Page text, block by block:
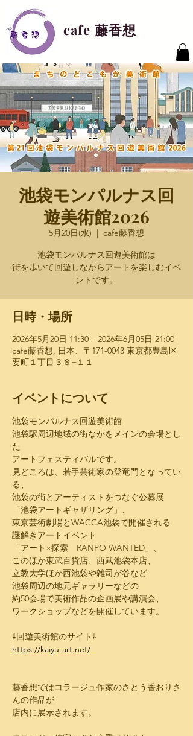
cafe 藤香想
池袋モンパルナス回
遊美術館2026
5月20日(水)
  |
cafe藤香想
池袋モンパルナス回遊美術館は
街を歩いて回遊しながらアートを楽しむイベ
ントです。
日時・場所
2026年5月20日 11:30 – 2026年6月05日 21:00
cafe藤香想, 日本、〒171-0043 東京都豊島区
要町１丁目３８−１１
イベントについて
池袋モンパルナス回遊美術館
池袋駅周辺地域の街なかをメインの会場とし
た
アートフェスティバルです。
見どころは、若手芸術家の登竜門となってい
る、
池袋の街とアーティストをつなぐ公募展
「池袋アートギャザリング」、
東京芸術劇場とWACCA池袋で開催される
謎解きアートイベント
「アート×探索　RANPO WANTED」、
このほか東武百貨店、西武池袋本店、
立教大学ほか西池袋や雑司が谷など
池袋周辺の地元ギャラリーなどの
約50会場で美術作品の企画展や講演会、
ワークショップなどを開催しています。
⇩回遊美術館のサイト⇩
https://kaiyu-art.net/
藤香想ではコラージュ作家のさとう香おりさ
んの作品が
店内に展示されます。